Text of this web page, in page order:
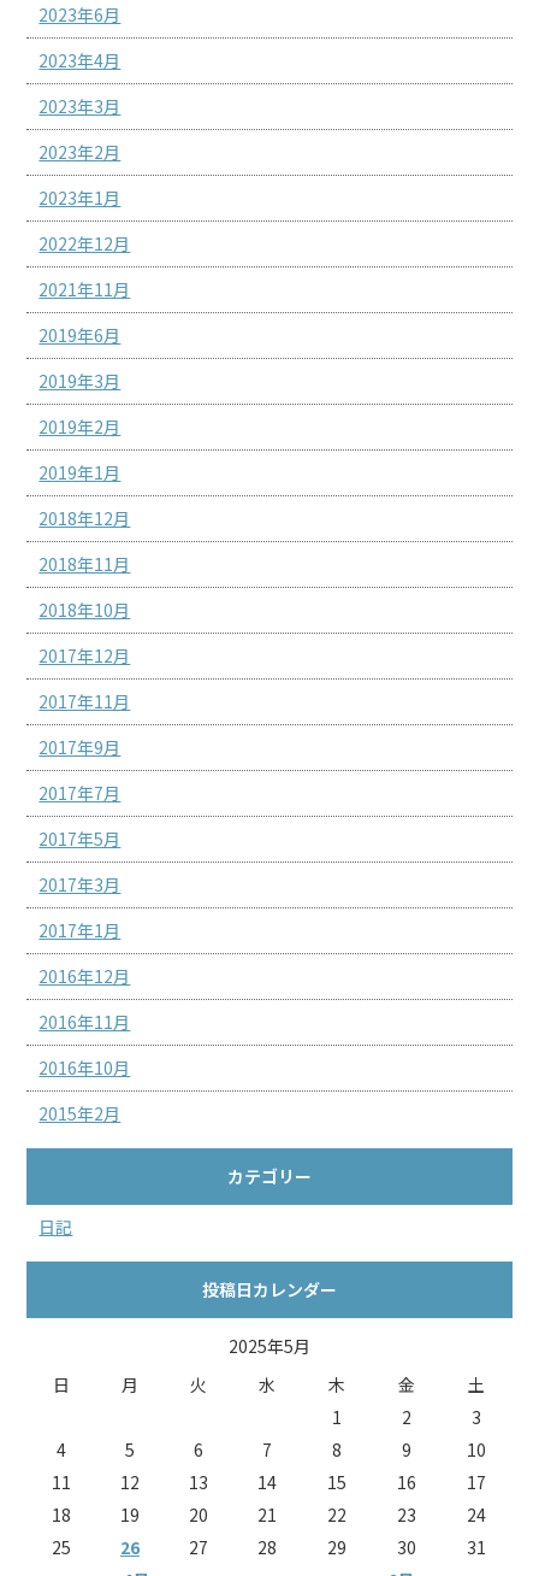
2023年6月
2023年4月
2023年3月
2023年2月
2023年1月
2022年12月
2021年11月
2019年6月
2019年3月
2019年2月
2019年1月
2018年12月
2018年11月
2018年10月
2017年12月
2017年11月
2017年9月
2017年7月
2017年5月
2017年3月
2017年1月
2016年12月
2016年11月
2016年10月
2015年2月
カテゴリー
日記
投稿日カレンダー
2025年5月
日
月 火 水 木 金 土
1 2
3
4
5 6 7 8 9
10
11
12 13 14 15 16
17
18
19 20 21 22 23
24
25
26 27 28 29 30 31